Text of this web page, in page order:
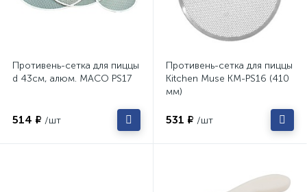
Противень-сетка для пиццы
d 43см, алюм. MACO PS17
514 ₽ /шт
Противень-сетка для пиццы
Kitchen Muse KM-PS16 (410
мм)
531 ₽ /шт